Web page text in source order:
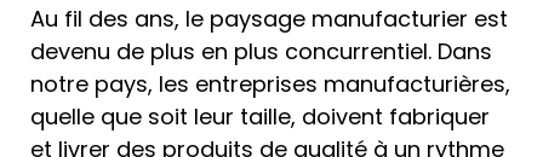
Au fil des ans, le paysage manufacturier est
devenu de plus en plus concurrentiel. Dans
notre pays, les entreprises manufacturières,
quelle que soit leur taille, doivent fabriquer
et livrer des produits de qualité à un rythme